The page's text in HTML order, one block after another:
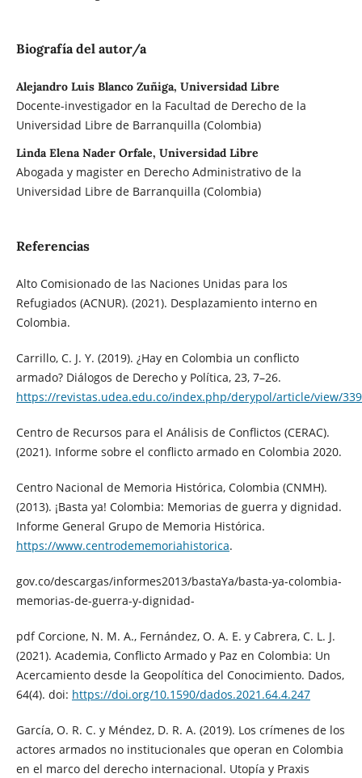
Biografía del autor/a
Alejandro Luis Blanco Zuñiga, Universidad Libre
Docente-investigador en la Facultad de Derecho de la
Universidad Libre de Barranquilla (Colombia)
Linda Elena Nader Orfale, Universidad Libre
Abogada y magister en Derecho Administrativo de la
Universidad Libre de Barranquilla (Colombia)
Referencias
Alto Comisionado de las Naciones Unidas para los
Refugiados (ACNUR). (2021). Desplazamiento interno en
Colombia.
Carrillo, C. J. Y. (2019). ¿Hay en Colombia un conflicto
armado? Diálogos de Derecho y Política, 23, 7–26.
https://revistas.udea.edu.co/index.php/derypol/article/view/
Centro de Recursos para el Análisis de Conflictos (CERAC).
(2021). Informe sobre el conflicto armado en Colombia 2020.
Centro Nacional de Memoria Histórica, Colombia (CNMH).
(2013). ¡Basta ya! Colombia: Memorias de guerra y dignidad.
Informe General Grupo de Memoria Histórica.
https://www.centrodememoriahistorica.
gov.co/descargas/informes2013/bastaYa/basta-ya-colombia-
memorias-de-guerra-y-dignidad-
pdf Corcione, N. M. A., Fernández, O. A. E. y Cabrera, C. L. J.
(2021). Academia, Conflicto Armado y Paz en Colombia: Un
Acercamiento desde la Geopolítica del Conocimiento. Dados,
64(4). doi: https://doi.org/10.1590/dados.2021.64.4.247
García, O. R. C. y Méndez, D. R. A. (2019). Los crímenes de los
actores armados no institucionales que operan en Colombia
en el marco del derecho internacional. Utopía y Praxis